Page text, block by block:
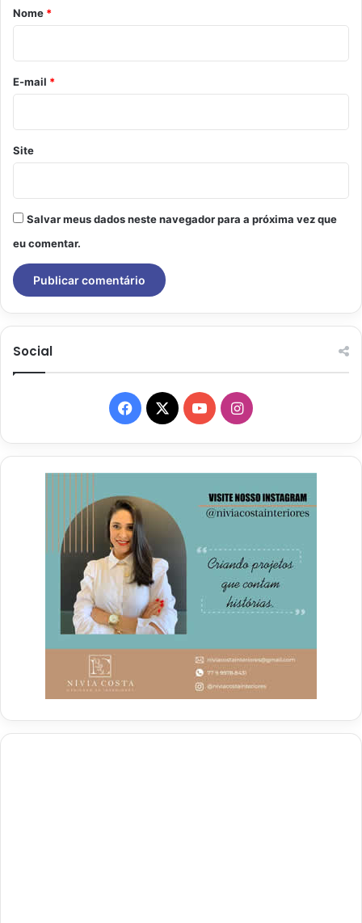
r
o
*
Nome *
E-mail *
Site
Salvar meus dados neste navegador para a próxima vez que
eu comentar.
Social
Facebook
X YouTubeInstagram